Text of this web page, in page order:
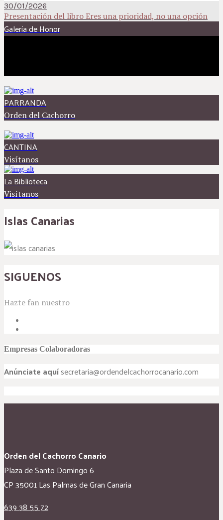
30/01/2026
Presentación del libro Eres una prioridad, no una opción
Galería de Honor
PARRANDA
Orden del Cachorro
CANTINA
Visítanos
La Biblioteca
Visítanos
Islas Canarias
SIGUENOS
Hazte fan nuestro
Empresas Colaboradoras
Anúnciate aquísecretaria@ordendelcachorrocanario.com
Orden del Cachorro Canario
Plaza de Santo Domingo 6
CP 35001 Las Palmas de Gran Canaria
639 38 55 72